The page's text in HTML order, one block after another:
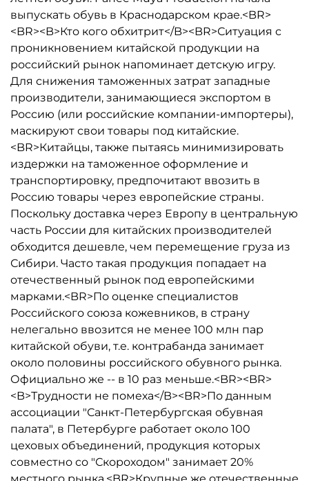
выпускать обувь в Краснодарском крае.<BR>
<BR><B>Кто кого обхитрит</B><BR>Ситуация с
проникновением китайской продукции на
российский рынок напоминает детскую игру.
Для снижения таможенных затрат западные
производители, занимающиеся экспортом в
Россию (или российские компании-импортеры),
маскируют свои товары под китайские.
<BR>Китайцы, также пытаясь минимизировать
издержки на таможенное оформление и
транспортировку, предпочитают ввозить в
Россию товары через европейские страны.
Поскольку доставка через Европу в центральную
часть России для китайских производителей
обходится дешевле, чем перемещение груза из
Сибири. Часто такая продукция попадает на
отечественный рынок под европейскими
марками.<BR>По оценке специалистов
Российского союза кожевников, в страну
нелегально ввозится не менее 100 млн пар
китайской обуви, т.е. контрабанда занимает
около половины российского обувного рынка.
Официально же -- в 10 раз меньше.<BR><BR>
<B>Трудности не помеха</B><BR>По данным
ассоциации "Санкт-Петербургская обувная
палата", в Петербурге работает около 100
цеховых объединений, продукция которых
совместно со "Скороходом" занимает 20%